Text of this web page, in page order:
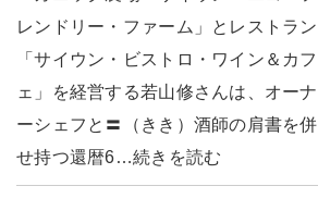
レンドリー・ファーム」とレストラン
「サイウン・ビストロ・ワイン＆カフ
ェ」を経営する若山修さんは、オーナ
ーシェフと〓（きき）酒師の肩書を併
せ持つ還暦6…続きを読む